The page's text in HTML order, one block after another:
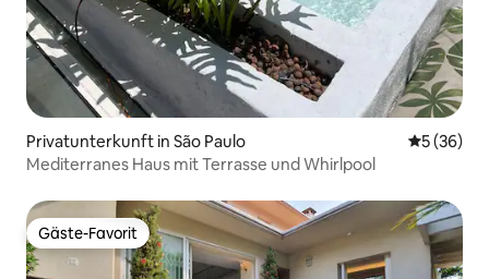
Privatunterkunft in São Paulo
5 (36)
Mediterranes Haus mit Terrasse und Whirlpool
Gäste-Favorit
Gäste-Favorit